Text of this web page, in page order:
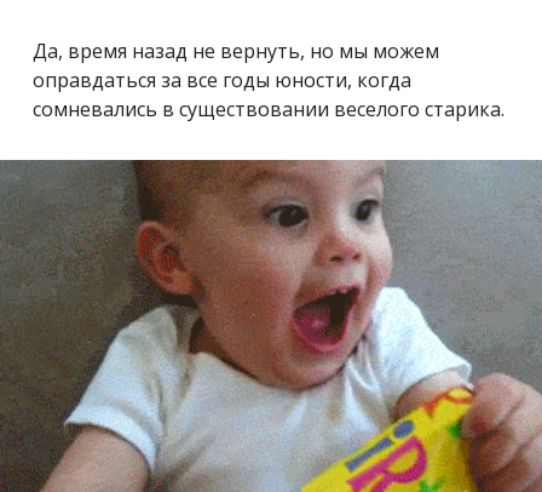
Да, время назад не вернуть, но мы можем
оправдаться за все годы юности, когда
сомневались в существовании веселого старика.